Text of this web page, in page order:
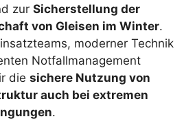
zur Sicherstellung der
von Gleisen im Winter.
moderner Technik
Notfallmanagement
die sichere Nutzung von
auch bei extremen
.